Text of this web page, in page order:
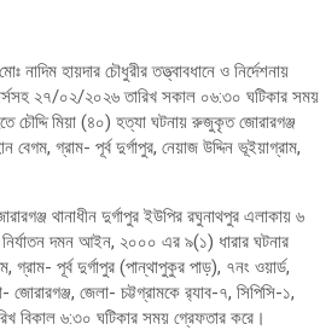
নাদিম হায়দার চৌধুরীর তত্ত্বাবধানে ও নির্দেশনায়
২৭/০২/২০২৬ তারিখ সকাল ০৬:৩০ ঘটিকার সময়
চৌদ্দি মিয়া (৪০) হত্যা ঘটনায় রুজুকৃত জোরারগঞ্জ
গ্রাম- পূর্ব দুর্গাপুর, নেয়াজ উদ্দিন ভূইয়াগ্রাম,
থানাধীন দুর্গাপুর ইউপির রঘুনাথপুর এলাকায় ৬
দমন আইন, ২০০০ এর ৯(১) ধারার ঘটনার
পূর্ব দুর্গাপুর (পান্থাপুকুর পাড়), ৭নং ওয়ার্ড,
জোরারগঞ্জ, জেলা- চট্টগ্রামকে র‍্যাব-৭, সিপিসি-১,
বিকাল ৬:৩০ ঘটিকার সময় গ্রেফতার করে।